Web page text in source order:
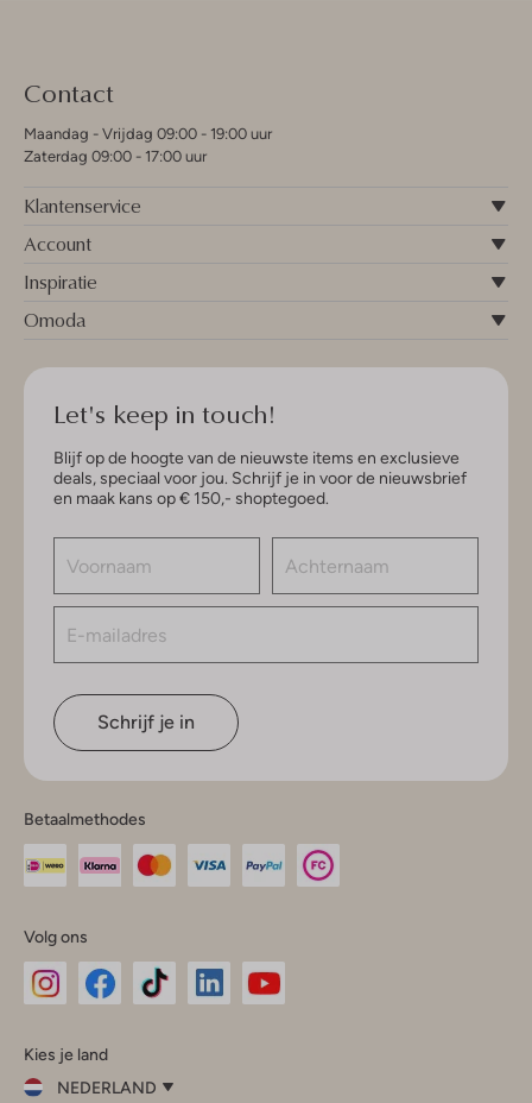
Contact
Maandag - Vrijdag 09:00 - 19:00 uur
Zaterdag 09:00 - 17:00 uur
Klantenservice
Account
Inspiratie
Omoda
Let's keep in touch!
Blijf op de hoogte van de nieuwste items en exclusieve
deals, speciaal voor jou. Schrijf je in voor de nieuwsbrief
en maak kans op € 150,- shoptegoed.
Schrijf je in
Betaalmethodes
Volg ons
InstagramFacebook
Kies je land
NEDERLAND